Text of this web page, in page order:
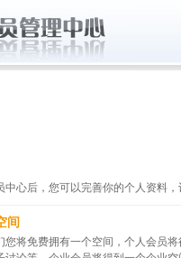
中心后，您可以完善你的个人资料
间
您将免费拥有一个空间，个人会员